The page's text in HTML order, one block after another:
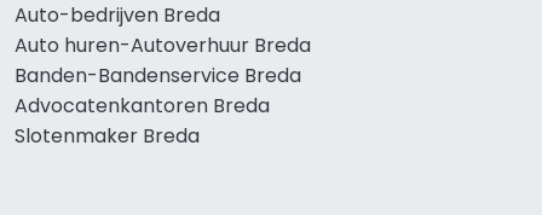
Auto-bedrijven Breda
Auto huren-Autoverhuur Breda
Banden-Bandenservice Breda
Advocatenkantoren Breda
Slotenmaker Breda